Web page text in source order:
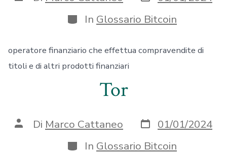
articolo articolo
Categorie
In Glossario Bitcoin
operatore finanziario che effettua compravendite di
titoli e di altri prodotti finanziari
Tor
Autore
articolo
Di Marco Cattaneo Data
articolo
01/01/2024
Categorie
In Glossario Bitcoin